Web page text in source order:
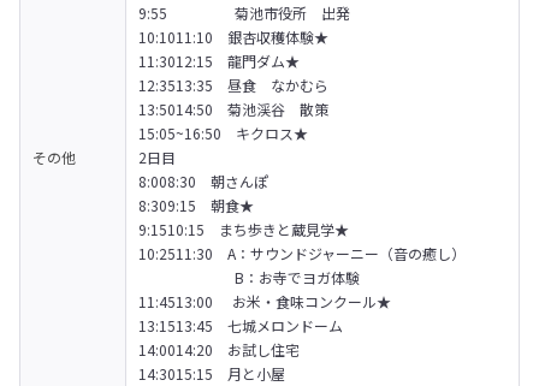
その他
9:55　　　　  菊池市役所　出発
10:1011:10　銀杏収穫体験★
11:3012:15　龍門ダム★
12:3513:35　昼食　なかむら
13:5014:50　菊池渓谷　散策
15:05~16:50　キクロス★
2日目
8:008:30　朝さんぽ
8:309:15　朝食★
9:1510:15　まち歩きと蔵見学★
10:2511:30　A：サウンドジャーニー（音の癒し）
B：お寺でヨガ体験
11:4513:00 　お米・食味コンクール★
13:1513:45　七城メロンドーム
14:0014:20　お試し住宅
14:3015:15　月と小屋